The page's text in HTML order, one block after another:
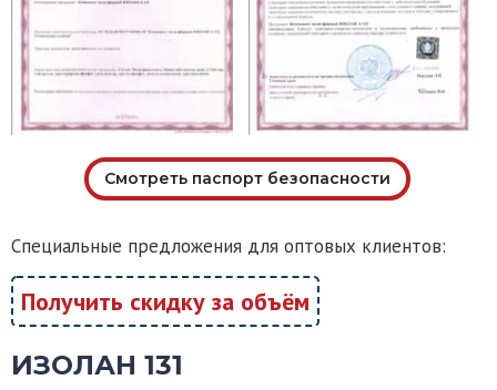
Смотреть паспорт безопасности
Специальные предложения для оптовых клиентов:
Получить скидку за объём
ИЗОЛАН 131